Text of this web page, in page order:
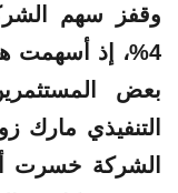
وقفز سهم
4%، إذ أسهمت
بعض
التنفيذي مارك